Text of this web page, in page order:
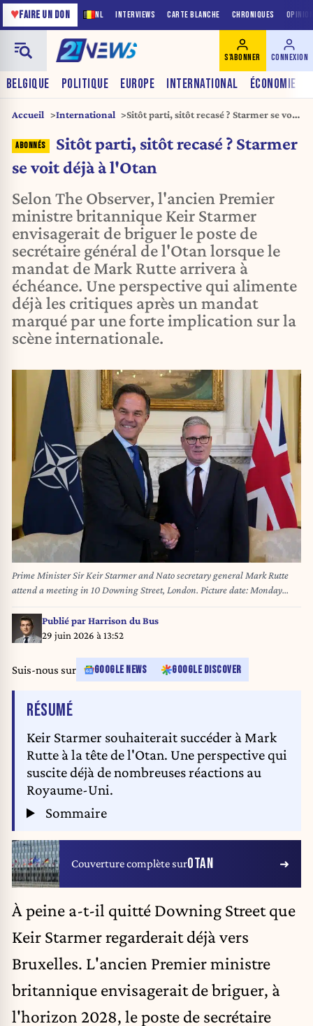
NL INTERVIEWS CARTE BLANCHE CHRONIQUES
♥FAIRE UN DON
BELGIQUE POLITIQUE EUROPE INTERNATIONAL ÉCONOMIE
S'ABONNER CONNEXION
Accueil International
Sitôt parti, sitôt recasé ? Starmer se voit
Sitôt parti, sitôt recasé ? Starmer
se voit déjà à l'Otan
Selon The Observer, l'ancien Premier
ministre britannique Keir Starmer
envisagerait de briguer le poste de
secrétaire général de l'Otan lorsque le
mandat de Mark Rutte arrivera à
échéance. Une perspective qui alimente
déjà les critiques après un mandat
marqué par une forte implication sur la
scène internationale.
Prime Minister Sir Keir Starmer and Nato secretary general Mark Rutte
attend a meeting in 10 Downing Street, London. Picture date: Monday
June 29, 2026.
Publié parHarrison du Bus
29 juin 2026 à 13:52
Suis-nous sur GOOGLE NEWS GOOGLE DISCOVER
RÉSUMÉDE L'ARTICLE
Keir Starmer souhaiterait succéder à Mark
Rutte à la tête de l'Otan. Une perspective qui
suscite déjà de nombreuses réactions au
Royaume-Uni.
Sommaire
Couverture complète surOTAN
À peine a-t-il quitté Downing Street que
Keir Starmerregarderait déjà vers
Bruxelles. L'ancien Premier ministre
britannique envisagerait de briguer, à
l'horizon 2028, le poste de secrétaire